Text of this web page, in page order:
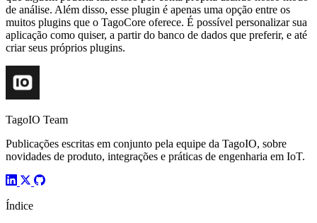
de análise. Além disso, esse plugin é apenas uma opção entre os
muitos plugins que o TagoCore oferece. É possível personalizar sua
aplicação como quiser, a partir do banco de dados que preferir, e até
criar seus próprios plugins.
TagoIO Team
Publicações escritas em conjunto pela equipe da TagoIO, sobre
novidades de produto, integrações e práticas de engenharia em IoT.
Índice